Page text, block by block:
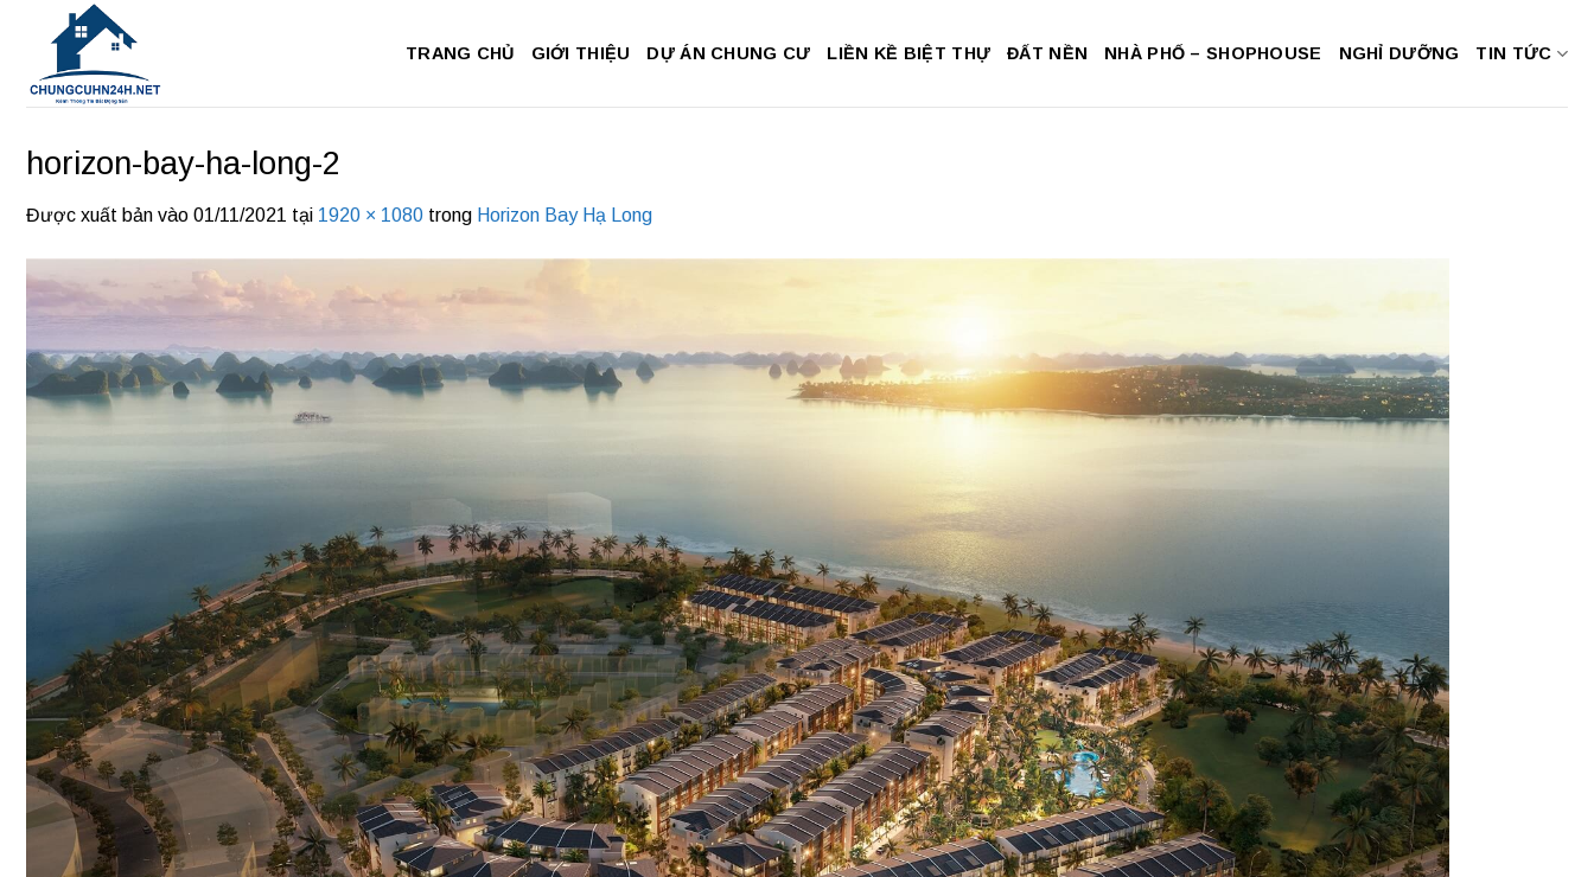
dung
TRANG CHỦ GIỚI THIỆU DỰ ÁN CHUNG CƯ LIỀN KỀ BIỆT THỰ ĐẤT NỀN NHÀ PHỐ – SHOPHOUSE NGHỈ DƯỠNG TIN TỨC
horizon-bay-ha-long-2
Được xuất bản vào 01/11/2021 tại 1920 × 1080 trong Horizon Bay Hạ Long